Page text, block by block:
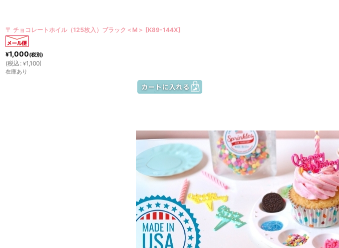
〒 チョコレートホイル（125枚入）ブラック＜M＞ [K89-144X]
¥1,000(税別)
(税込 : ¥1,100)
在庫あり